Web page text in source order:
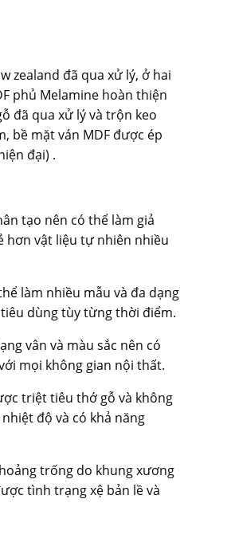
zealand đã qua xử lý, ở hai
phủ Melamine hoàn thiện
đã qua xử lý và trộn keo
bề mặt ván MDF được ép
đại) .
tạo nên có thể làm giả
hơn vật liệu tự nhiên nhiều
làm nhiều mẫu và đa dạng
dùng tùy từng thời điểm.
vân và màu sắc nên có
mọi không gian nội thất.
triệt tiêu thớ gỗ và không
độ và có khả năng
trống do khung xương
tình trạng xệ bản lề và